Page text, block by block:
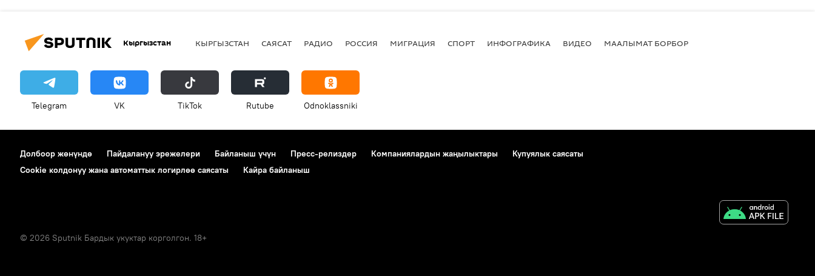
Кыргызстан КЫРГЫЗСТАН САЯСАТ РАДИО РОССИЯ МИГРАЦИЯ СПОРТ ИНФОГРАФИКА ВИДЕО МААЛЫМАТ БОРБОР
Telegram VK ТikТоk Rutube Odnoklassniki
Долбоор жөнүндө Пайдалануу эрежелери Байланыш үчүн Пресс-релиздер Компаниялардын жаңылыктары
Купуялык саясаты
Cookie колдонуу жана автоматтык логирлөө саясаты
Кайра байланыш
© 2026 Sputnik Бардык укуктар корголгон. 18+